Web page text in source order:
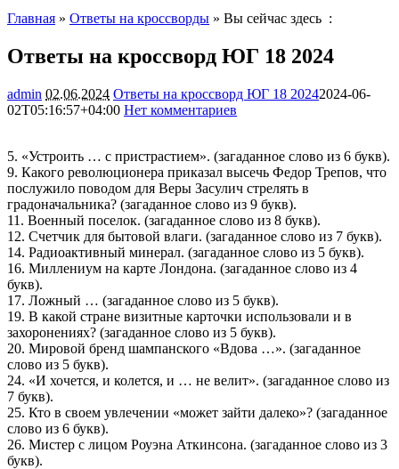
Главная » Ответы на кроссворды » Вы сейчас здесь :
Ответы на кроссворд ЮГ 18 2024
admin 02.06.2024 Ответы на кроссворд ЮГ 18 20242024-06-
02T05:16:57+04:00 Нет комментариев
5. «Устроить … с пристрастием». (загаданное слово из 6 букв).
9. Какого революционера приказал высечь Федор Трепов, что
послужило поводом для Веры Засулич стрелять в
градоначальника? (загаданное слово из 9 букв).
11. Военный поселок. (загаданное слово из 8 букв).
12. Счетчик для бытовой влаги. (загаданное слово из 7 букв).
14. Радиоактивный минерал. (загаданное слово из 5 букв).
16. Миллениум на карте Лондона. (загаданное слово из 4
букв).
17. Ложный … (загаданное слово из 5 букв).
19. В какой стране визитные карточки использовали и в
захоронениях? (загаданное слово из 5 букв).
20. Мировой бренд шампанского «Вдова …». (загаданное
слово из 5 букв).
24. «И хочется, и колется, и … не велит». (загаданное слово из
7 букв).
25. Кто в своем увлечении «может зайти далеко»? (загаданное
слово из 6 букв).
26. Мистер с лицом Роуэна Аткинсона. (загаданное слово из 3
букв).